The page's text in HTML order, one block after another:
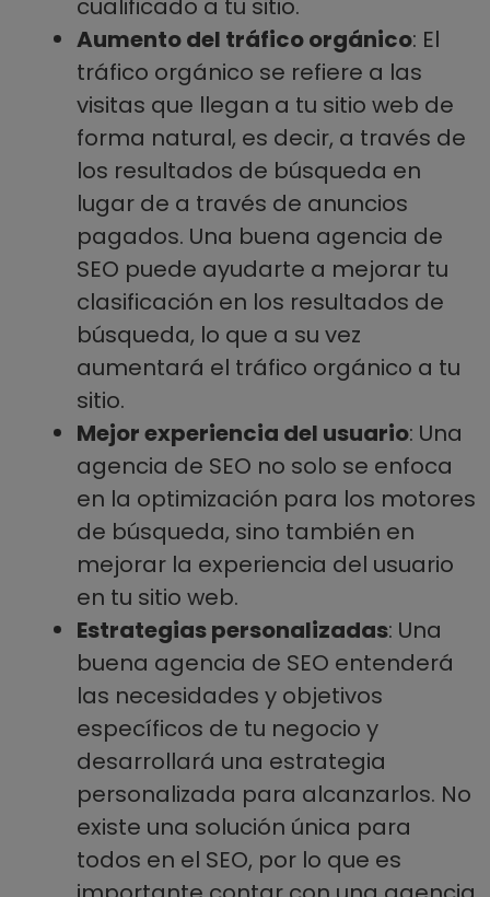
cualificado a tu sitio.
Aumento del tráfico orgánico: El
tráfico orgánico se refiere a las
visitas que llegan a tu sitio web de
forma natural, es decir, a través de
los resultados de búsqueda en
lugar de a través de anuncios
pagados. Una buena agencia de
SEO puede ayudarte a mejorar tu
clasificación en los resultados de
búsqueda, lo que a su vez
aumentará el tráfico orgánico a tu
sitio.
Mejor experiencia del usuario: Una
agencia de SEO no solo se enfoca
en la optimización para los motores
de búsqueda, sino también en
mejorar la experiencia del usuario
en tu sitio web.
Estrategias personalizadas: Una
buena agencia de SEO entenderá
las necesidades y objetivos
específicos de tu negocio y
desarrollará una estrategia
personalizada para alcanzarlos. No
existe una solución única para
todos en el SEO, por lo que es